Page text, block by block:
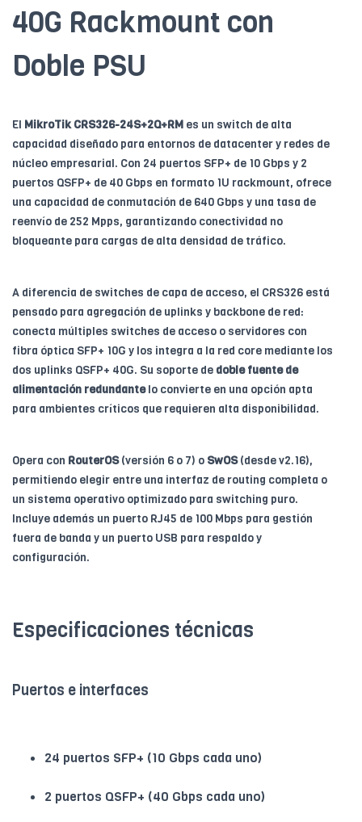
40G Rackmount con
Doble PSU
El MikroTik CRS326-24S+2Q+RM es un switch de alta
capacidad diseñado para entornos de datacenter y redes de
núcleo empresarial. Con 24 puertos SFP+ de 10 Gbps y 2
puertos QSFP+ de 40 Gbps en formato 1U rackmount, ofrece
una capacidad de conmutación de 640 Gbps y una tasa de
reenvío de 252 Mpps, garantizando conectividad no
bloqueante para cargas de alta densidad de tráfico.
A diferencia de switches de capa de acceso, el CRS326 está
pensado para agregación de uplinks y backbone de red:
conecta múltiples switches de acceso o servidores con
fibra óptica SFP+ 10G y los integra a la red core mediante los
dos uplinks QSFP+ 40G. Su soporte de doble fuente de
alimentación redundantelo convierte en una opción apta
para ambientes críticos que requieren alta disponibilidad.
Opera con RouterOS(versión 6 o 7) o SwOS(desde v2.16),
permitiendo elegir entre una interfaz de routing completa o
un sistema operativo optimizado para switching puro.
Incluye además un puerto RJ45 de 100 Mbps para gestión
fuera de banda y un puerto USB para respaldo y
configuración.
Especificaciones técnicas
Puertos e interfaces
24 puertos SFP+ (10 Gbps cada uno)
2 puertos QSFP+ (40 Gbps cada uno)